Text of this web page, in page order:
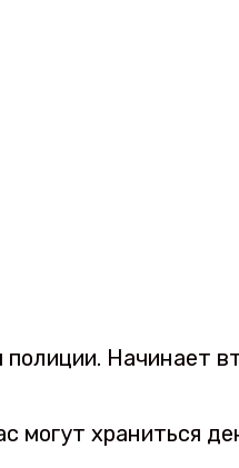
Начинает
могут храниться